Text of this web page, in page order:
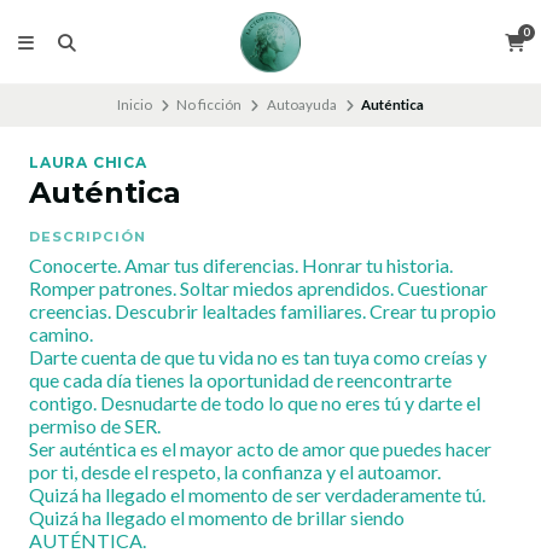
0
Inicio No ficción Autoayuda Auténtica
LAURA CHICA
Auténtica
DESCRIPCIÓN
Conocerte. Amar tus diferencias. Honrar tu historia.
Romper patrones. Soltar miedos aprendidos. Cuestionar
creencias. Descubrir lealtades familiares. Crear tu propio
camino.
Darte cuenta de que tu vida no es tan tuya como creías y
que cada día tienes la oportunidad de reencontrarte
contigo. Desnudarte de todo lo que no eres tú y darte el
permiso de SER.
Ser auténtica es el mayor acto de amor que puedes hacer
por ti, desde el respeto, la confianza y el autoamor.
Quizá ha llegado el momento de ser verdaderamente tú.
Quizá ha llegado el momento de brillar siendo
AUTÉNTICA.